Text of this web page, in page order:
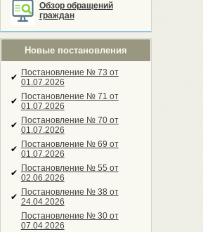
Обзор обращений
граждан
Новые постановления
✔ Постановление № 73 от
01.07.2026
✔ Постановление № 71 от
01.07.2026
✔ Постановление № 70 от
01.07.2026
✔ Постановление № 69 от
01.07.2026
✔ Постановление № 55 от
02.06.2026
✔ Постановление № 38 от
24.04.2026
Постановление № 30 от
07.04.2026